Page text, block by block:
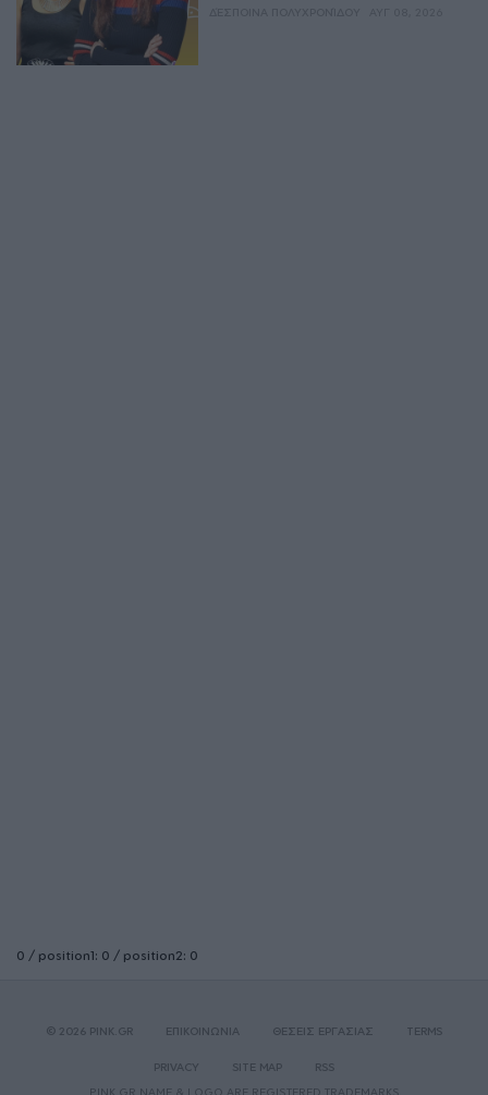
0 / position1: 0 / position2: 0
© 2026 PINK.GR ΕΠΙΚΟΙΝΩΝΙΑ ΘΕΣΕΙΣ ΕΡΓΑΣΙΑΣ TERMS
PRIVACY SITE MAP
RSS
PINK.GR NAME & LOGO ARE REGISTERED TRADEMARKS